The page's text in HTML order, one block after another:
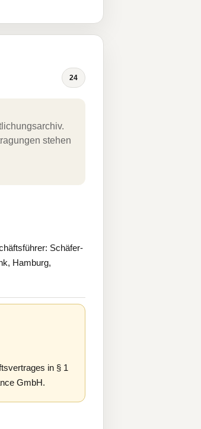
24
stehen
Schäfer-
Hamburg,
in § 1
GmbH.